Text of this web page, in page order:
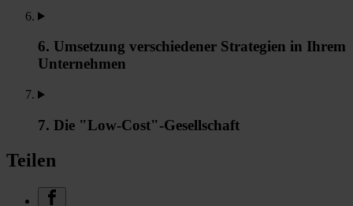
6. Umsetzung verschiedener Strategien in Ihrem
Unternehmen
7. Die "Low-Cost"-Gesellschaft
Teilen